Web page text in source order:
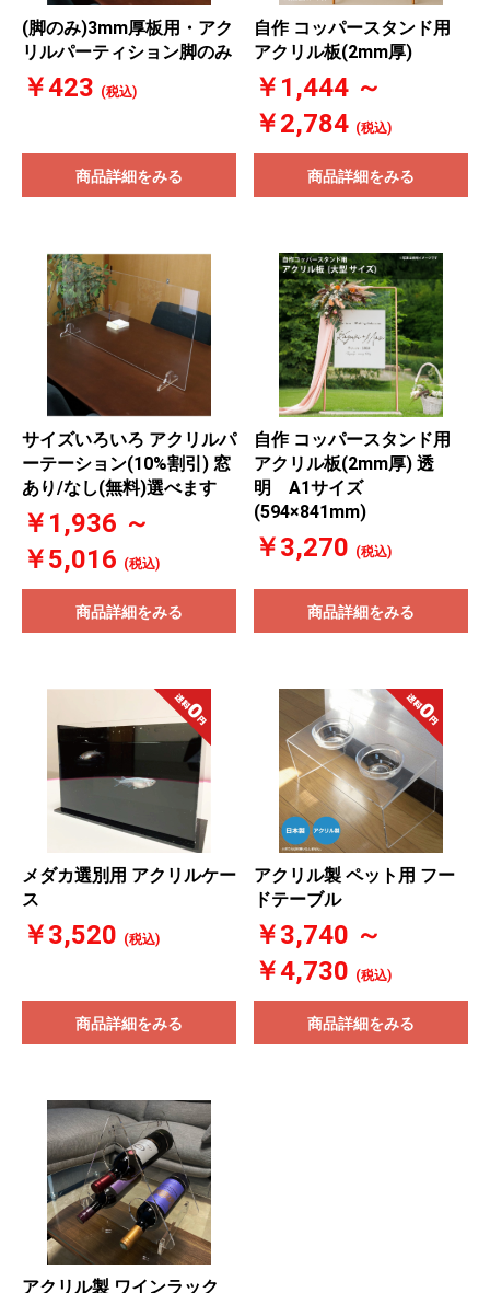
(脚のみ)3mm厚板用・アク
リルパーティション脚のみ
￥423 (税込)
商品詳細をみる
自作 コッパースタンド用
アクリル板(2mm厚)
￥1,444 ～
￥2,784 (税込)
商品詳細をみる
サイズいろいろ アクリルパ
ーテーション(10%割引) 窓
あり/なし(無料)選べます
￥1,936 ～
￥5,016 (税込)
商品詳細をみる
自作 コッパースタンド用
アクリル板(2mm厚) 透
明 A1サイズ
(594×841mm)
￥3,270 (税込)
商品詳細をみる
メダカ選別用 アクリルケー
ス
￥3,520 (税込)
商品詳細をみる
アクリル製 ペット用 フー
ドテーブル
￥3,740 ～
￥4,730 (税込)
商品詳細をみる
アクリル製 ワインラック